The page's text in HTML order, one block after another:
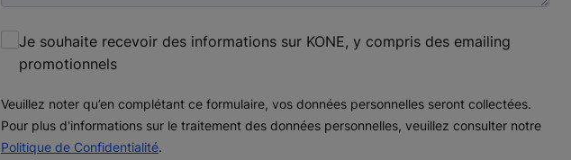
Je souhaite recevoir des informations sur KONE, y compris des emailing
promotionnels
Veuillez noter qu’en complétant ce formulaire, vos données personnelles seront collectées.
Pour plus d'informations sur le traitement des données personnelles, veuillez consulter notre
Politique de Confidentialité.